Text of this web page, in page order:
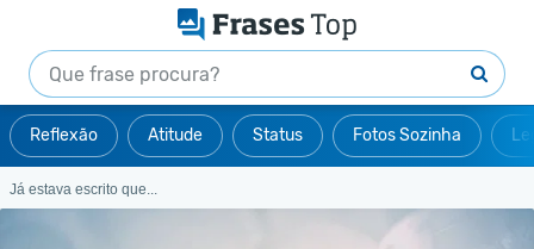
Reflexão Atitude Status Fotos Sozinha
Já estava escrito que...